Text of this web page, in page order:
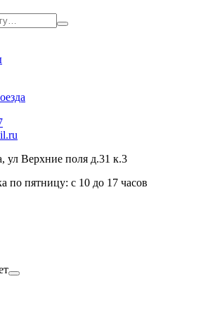
, ул Верхние поля д.31 к.3
по пятницу: с 10 до 17 часов